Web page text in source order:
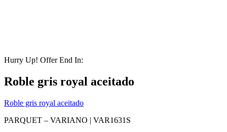
Hurry Up! Offer End In:
Roble gris royal aceitado
Roble gris royal aceitado
PARQUET – VARIANO | VAR1631S